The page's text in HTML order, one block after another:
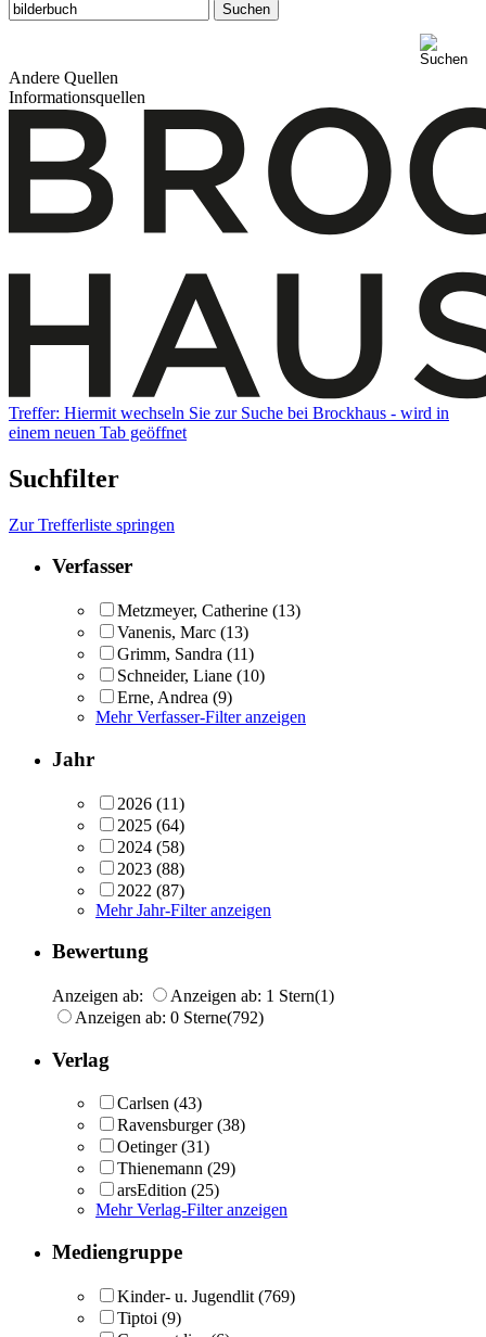
Andere Quellen
Informationsquellen
Treffer: Hiermit wechseln Sie zur Suche bei Brockhaus - wird in
einem neuen Tab geöffnet
Suchfilter
Zur Trefferliste springen
Verfasser
Metzmeyer, Catherine (13)
Vanenis, Marc (13)
Grimm, Sandra (11)
Schneider, Liane (10)
Erne, Andrea (9)
Mehr Verfasser-Filter anzeigen
Jahr
2026 (11)
2025 (64)
2024 (58)
2023 (88)
2022 (87)
Mehr Jahr-Filter anzeigen
Bewertung
Anzeigen ab: Anzeigen ab: 1 Stern(1)
Anzeigen ab: 0 Sterne(792)
Verlag
Carlsen (43)
Ravensburger (38)
Oetinger (31)
Thienemann (29)
arsEdition (25)
Mehr Verlag-Filter anzeigen
Mediengruppe
Kinder- u. Jugendlit (769)
Tiptoi (9)